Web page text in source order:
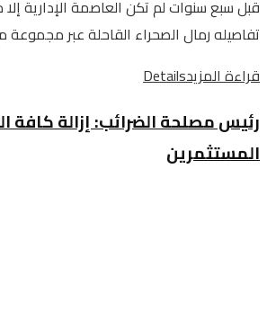
قبل سبع سنوات لم تكن العاصمة الإدارية
تفاصيله رمال الصحراء القاحلة عبر مجموعة
قراءة المزيدDetails
رئيس مصلحة الضرائب: إزالة كافة
المستثمرين